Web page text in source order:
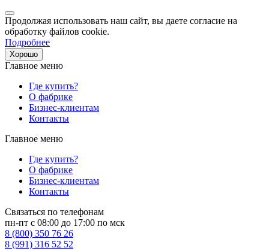
Продолжая использовать наш сайт, вы даете согласие на
обработку файлов cookie.
Подробнее
Хорошо
Главное меню
Где купить?
О фабрике
Бизнес-клиентам
Контакты
Главное меню
Где купить?
О фабрике
Бизнес-клиентам
Контакты
Связаться по телефонам
пн-пт с 08:00 до 17:00 по мск
8 (800) 350 76 26
8 (991) 316 52 52